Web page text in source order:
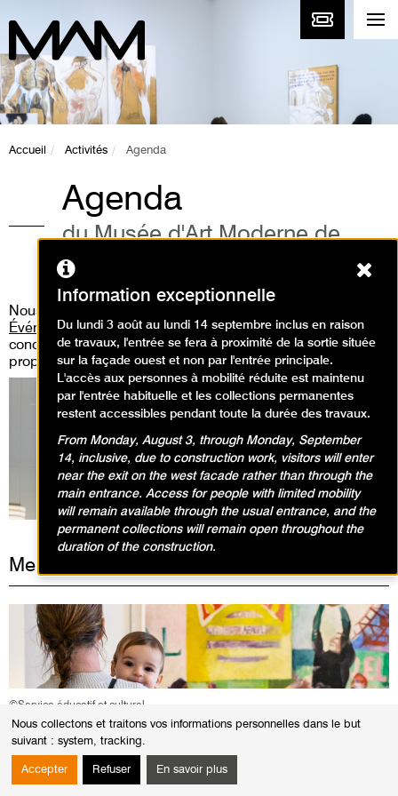
Nous collectons et traitons vos informations personnelles dans le but
suivant : system, tracking.
Accepter Refuser En savoir plus
Accueil Activités Agenda
Agenda
du Musée d'Art Moderne de
Paris
Nous vous invitons aussi à consulter
Événements» où vous pourrez découvrir les performances,
concert live, workshop, médiation guidée que nous
proposons.
Expositions en cours
Mercredi 8 octobre 2025
©Service éducatif et culturel
Il pleut, il fait beau ! / 1-3 ans
ANIMATIONS / BABY VISITE
Information exceptionnelle
Du lundi 3 août au lundi 14 septembre inclus en raison
de travaux, l'entrée se fera à proximité de la sortie située
sur la façade ouest et non par l'entrée principale.
L'accès aux personnes à mobilité réduite est maintenu
par l'entrée habituelle et les collections permanentes
restent accessibles pendant toute la durée des travaux.
From Monday, August 3, through Monday, September
14, inclusive, due to construction work, visitors will enter
near the exit on the west facade rather than through the
main entrance. Access for people with limited mobility
will remain available through the usual entrance, and the
permanent collections will remain open throughout the
duration of the construction.